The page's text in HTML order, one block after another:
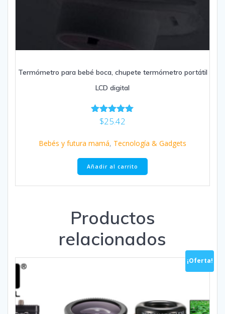
Termómetro para bebé boca, chupete termómetro portátil
LCD digital
Valorado
de 5
$25.42
Bebés y futura mamá, Tecnología & Gadgets
Añadir al carrito
Productos
relacionados
¡Oferta!